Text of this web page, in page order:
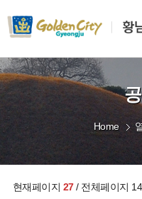
Home
현재페이지 27/ 전체페이지